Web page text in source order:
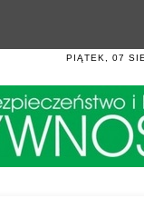
PIĄTEK, 07